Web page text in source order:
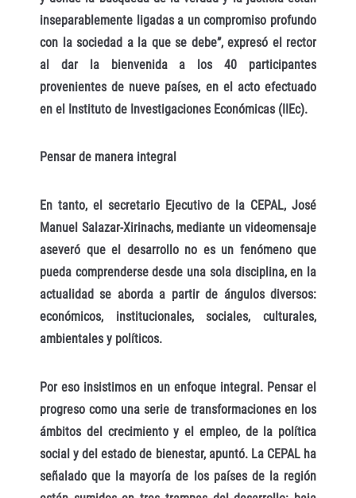
inseparablemente ligadas a un compromiso profundo
con la sociedad a la que se debe”, expresó el rector
al dar la bienvenida a los 40 participantes
provenientes de nueve países, en el acto efectuado
en el Instituto de Investigaciones Económicas (IIEc).
Pensar de manera integral
En tanto, el secretario Ejecutivo de la CEPAL, José
Manuel Salazar-Xirinachs, mediante un videomensaje
aseveró que el desarrollo no es un fenómeno que
pueda comprenderse desde una sola disciplina, en la
actualidad se aborda a partir de ángulos diversos:
económicos, institucionales, sociales, culturales,
ambientales y políticos.
Por eso insistimos en un enfoque integral. Pensar el
progreso como una serie de transformaciones en los
ámbitos del crecimiento y el empleo, de la política
social y del estado de bienestar, apuntó. La CEPAL ha
señalado que la mayoría de los países de la región